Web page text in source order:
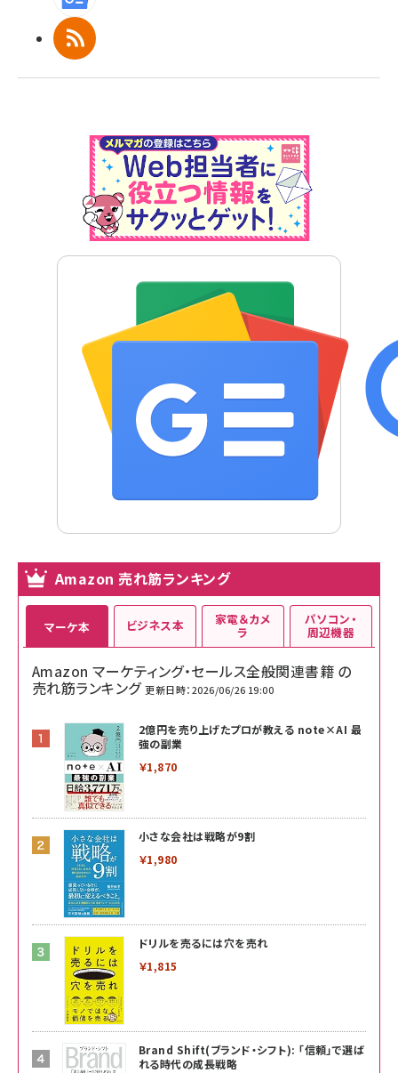
RSS
Amazon 売れ筋ランキング
マーケ本
Amazon マーケティング・セールス全般関連書籍 の
売れ筋ランキング 更新日時：2026/06/26 19:00
2億円を売り上げたプロが教える note×AI 最
強の副業
￥1,870
小さな会社は戦略が9割
￥1,980
ドリルを売るには穴を売れ
￥1,815
Brand Shift(ブランド・シフト): 「信頼」で選ば
れる時代の成長戦略
ビジネス本 家電＆カメ
ラ
パソコン・
周辺機器